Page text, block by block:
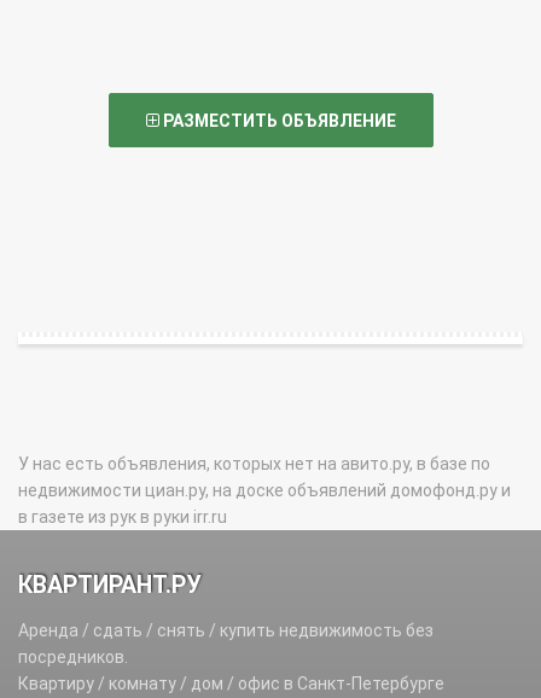
РАЗМЕСТИТЬ ОБЪЯВЛЕНИЕ
У нас есть объявления, которых нет на авито.ру, в базе по
недвижимости циан.ру, на доске объявлений домофонд.ру и
в газете из рук в руки irr.ru
КВАРТИРАНТ.РУ
Аренда / сдать / снять / купить недвижимость без
посредников.
Квартиру / комнату / дом / офис в Санкт-Петербурге